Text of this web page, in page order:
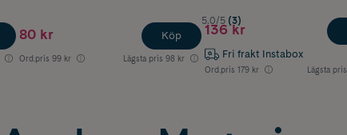
80 kr
Ord.pris 99 kr Lägsta pris 98 kr
Köp
5.0/5 (3)
136 kr
Fri frakt Instabox
Ord.pris 179 kr Lägsta pris